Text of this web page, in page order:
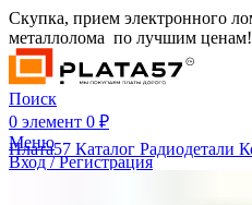
Скупка, прием электронного
металлолома по лучшим ценам!
Поиск
0 элемент 0 ₽
Меню
Вход / Регистрация
Плата57 Каталог Радиодетали